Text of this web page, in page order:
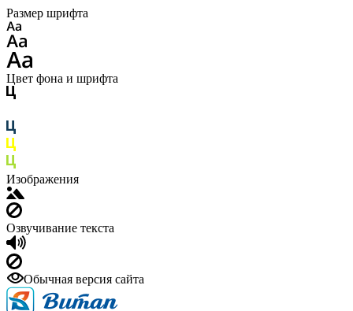
Размер шрифта
Цвет фона и шрифта
Изображения
Озвучивание текста
Обычная версия сайта